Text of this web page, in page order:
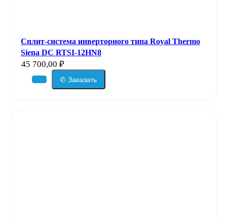
Сплит-система инверторного типа Royal Thermo
Siena DC RTSI-12HN8
45 700,00 ₽
✆ Заказать